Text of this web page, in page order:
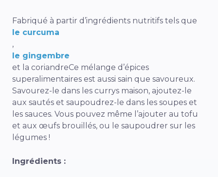
Fabriqué à partir d’ingrédients nutritifs tels que
le curcuma
,
le gingembre
et la coriandreCe mélange d’épices
superalimentaires est aussi sain que savoureux.
Savourez-le dans les currys maison, ajoutez-le
aux sautés et saupoudrez-le dans les soupes et
les sauces. Vous pouvez même l’ajouter au tofu
et aux œufs brouillés, ou le saupoudrer sur les
légumes !
Ingrédients :